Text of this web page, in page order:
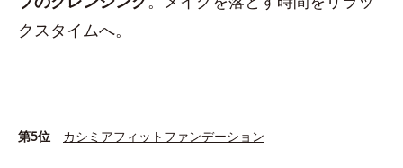
クスタイムへ。
第5位 カシミアフィットファンデーション